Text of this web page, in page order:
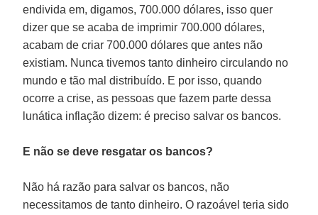
endivida em, digamos, 700.000 dólares, isso quer
dizer que se acaba de imprimir 700.000 dólares,
acabam de criar 700.000 dólares que antes não
existiam. Nunca tivemos tanto dinheiro circulando no
mundo e tão mal distribuído. E por isso, quando
ocorre a crise, as pessoas que fazem parte dessa
lunática inflação dizem: é preciso salvar os bancos.
E não se deve resgatar os bancos?
Não há razão para salvar os bancos, não
necessitamos de tanto dinheiro. O razoável teria sido